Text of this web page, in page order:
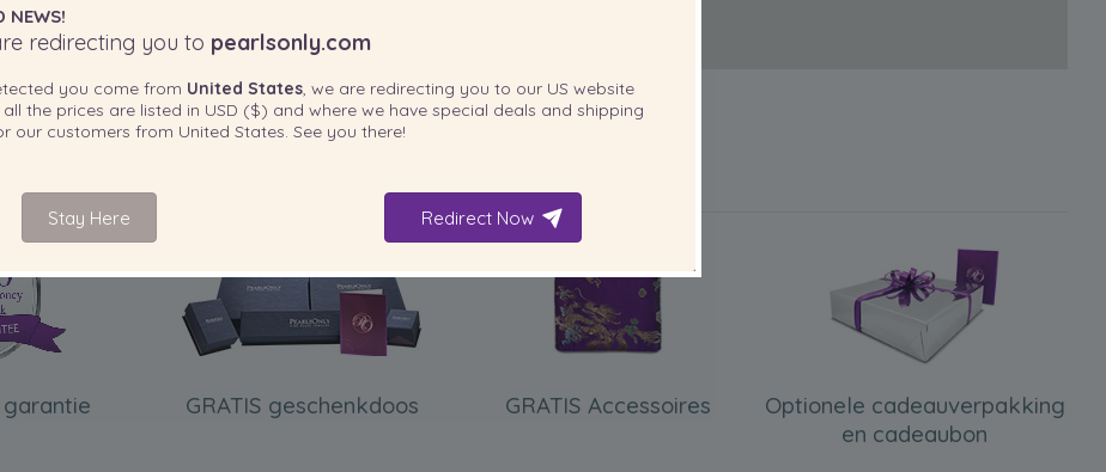
INBEGREPEN BIJ UW PRODUCT
GRATIS geschenkdoos GRATIS Accessoires
Optionele cadeauverpakking
en cadeaubon
NEWS!
redirecting you to pearlsonly.com
you come from United States, we are redirecting you to our US website
the prices are listed in USD ($) and where we have special deals and shipping
our customers from United States . See you there!
Stay Here Redirect Now